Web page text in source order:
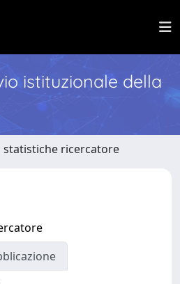
istituzionale della
statistiche ricercatore